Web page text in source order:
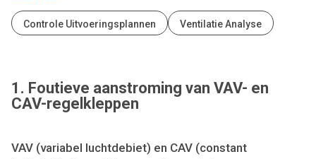
Controle Uitvoeringsplannen Ventilatie Analyse
1. Foutieve aanstroming van VAV- en
CAV-regelkleppen
VAV (variabel luchtdebiet) en CAV (constant